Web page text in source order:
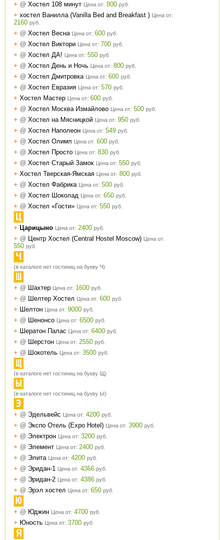
+ @ Хостел 108 минут Цена от: 800 руб.
+ хостел Ванилла (Vanilla Bed and Breakfast ) Цена от:
2160 руб.
+ @ Хостел Весна Цена от: 600 руб.
+ @ Хостел Виктори Цена от: 700 руб.
+ @ Хостел ДА! Цена от: 550 руб.
+ @ Хостел День и Ночь Цена от: 800 руб.
+ @ Хостел Дмитровка Цена от: 600 руб.
+ @ Хостел Евразия Цена от: 570 руб.
+ Хостел Мастер Цена от: 600 руб.
+ @ Хостел Москва Измайлово Цена от: 500 руб.
+ @ Хостел на Мясницкой Цена от: 950 руб.
+ @ Хостел Наполеон Цена от: 549 руб.
+ @ Хостел Олимп Цена от: 600 руб.
+ @ Хостел Просто Цена от: 830 руб.
+ @ Хостел Старый Замок Цена от: 550 руб.
+ Хостел Тверская-Ямская Цена от: 800 руб.
+ @ Хостел Фабрика Цена от: 500 руб.
+ @ Хостел Шоколад Цена от: 650 руб.
+ @ Хостел «Гости» Цена от: 550 руб.
Ц
+ Царицыно Цена от: 2400 руб.
+ @ Центр Хостел (Central Hostel Moscow) Цена от:
550 руб.
Ч
(в каталоге нет гостиниц на букву Ч)
Ш
+ @ Шахтер Цена от: 1600 руб.
+ @ Шелтер Хостел Цена от: 600 руб.
+ Шелтон Цена от: 9000 руб.
+ @ Шенонсо Цена от: 6500 руб.
+ Шератон Палас Цена от: 6400 руб.
+ @ Шерстон Цена от: 2550 руб.
+ @ Шокотель Цена от: 3500 руб.
Щ
(в каталоге нет гостиниц на букву Щ)
Ы
(в каталоге нет гостиниц на букву Ы)
Э
+ @ Эдельвейс Цена от: 4200 руб.
+ @ Экспо Отель (Expo Hotel) Цена от: 3900 руб.
+ @ Электрон Цена от: 3200 руб.
+ @ Элемент Цена от: 2400 руб.
+ @ Элита Цена от: 4200 руб.
+ @ Эридан-1 Цена от: 4366 руб.
+ @ Эридан-2 Цена от: 4386 руб.
+ @ Эрэл хостел Цена от: 650 руб.
Ю
+ @ Юджин Цена от: 4700 руб.
+ Юность Цена от: 3700 руб.
Я